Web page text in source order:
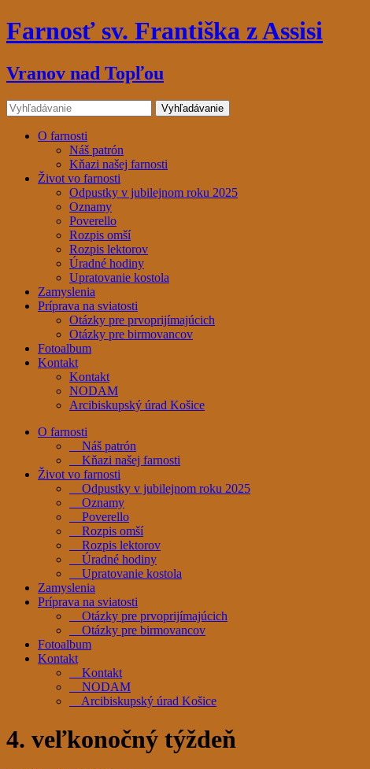
Farnosť sv. Františka z Assisi
Vranov nad Topľou
O farnosti
Náš patrón
Kňazi našej farnosti
Život vo farnosti
Odpustky v jubilejnom roku 2025
Oznamy
Poverello
Rozpis omší
Rozpis lektorov
Úradné hodiny
Upratovanie kostola
Zamyslenia
Príprava na sviatosti
Otázky pre prvoprijímajúcich
Otázky pre birmovancov
Fotoalbum
Kontakt
Kontakt
NODAM
Arcibiskupský úrad Košice
O farnosti
Náš patrón
Kňazi našej farnosti
Život vo farnosti
Odpustky v jubilejnom roku 2025
Oznamy
Poverello
Rozpis omší
Rozpis lektorov
Úradné hodiny
Upratovanie kostola
Zamyslenia
Príprava na sviatosti
Otázky pre prvoprijímajúcich
Otázky pre birmovancov
Fotoalbum
Kontakt
Kontakt
NODAM
Arcibiskupský úrad Košice
4. veľkonočný týždeň